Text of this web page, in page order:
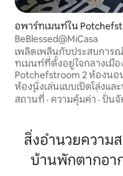
อพาร์ทเมนท์ใน
BeBlessed@MiCasa
เพลิดเพลินกับประสบการ
ทเมนท์ที่ตั้งอยู่ใจกลางเมือ
Potchefstroom 2 ห้องนอน • 2 ห้องน้ำ •
ห้องนั่งเล่นแบบเปิดโล่งแล
จัดเลี้ยงด้วยตนเองที่มีอุป
เดี่ยว 2 หลังพร้อมพื้นที่ทำง
ห้องน้ำ ย่าน Braai กระดานปาเป้า Wi-Fi ที่
ไม่มีฝาปิด เน็ตฟลิกซ์ พุ่งข้ามถนน ห่างจาก
Mooi River Junction 1,3 ก
สถานที่ · ความคุ้มค่า · ปั่นจั
สิ่งอำนวยความ
บ้านพักตากอา